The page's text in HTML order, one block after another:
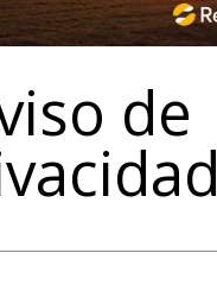
de